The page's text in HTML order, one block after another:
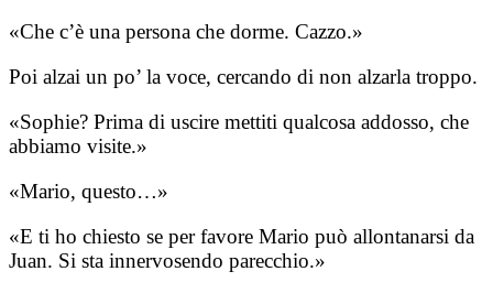
«Che c’è una persona che dorme. Cazzo.»
Poi alzai un po’ la voce, cercando di non alzarla troppo.
«Sophie? Prima di uscire mettiti qualcosa addosso, che
abbiamo visite.»
«Mario, questo…»
«E ti ho chiesto se per favore Mario può allontanarsi da
Juan. Si sta innervosendo parecchio.»